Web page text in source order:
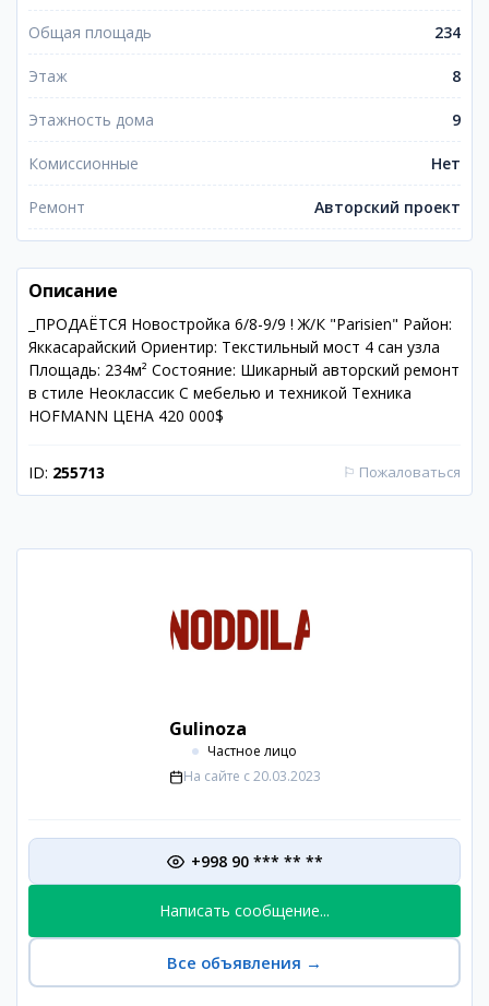
Общая площадь 234
Этаж 8
Этажность дома 9
Комиссионные Нет
Ремонт Авторский проект
Описание
_ПРОДАЁТСЯ Новостройка 6/8-9/9 ! Ж/К "Parisien" Район:
Яккасарайский Ориентир: Текстильный мост 4 сан узла
Площадь: 234м² Состояние: Шикарный авторский ремонт
в стиле Неоклассик С мебелью и техникой Техника
HOFMANN ЦЕНА 420 000$
ID: 255713 ⚐ Пожаловаться
Gulinoza
Частное лицо
На сайте с 20.03.2023
+998 90 *** ** **
Написать сообщение...
Все объявления →